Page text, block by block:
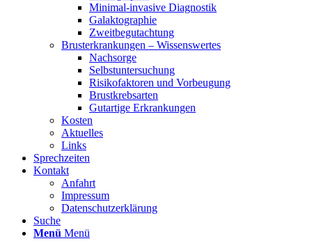
Minimal-invasive Diagnostik
Galaktographie
Zweitbegutachtung
Brusterkrankungen – Wissenswertes
Nachsorge
Selbstuntersuchung
Risikofaktoren und Vorbeugung
Brustkrebsarten
Gutartige Erkrankungen
Kosten
Aktuelles
Links
Sprechzeiten
Kontakt
Anfahrt
Impressum
Datenschutzerklärung
Suche
Menü Menü